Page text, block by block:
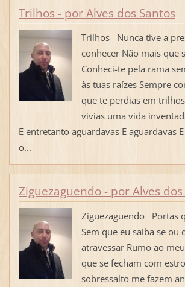
Trilhos - por Alves dos Santos
Trilhos Nunca tive a
conhecer Não mais que
Conheci-te pela rama
às tuas raízes Sempre
que te perdias em
vivias uma vida
E entretanto aguardavas E aguardavas
o...
Ziguezaguendo - por Alves dos
Ziguezaguendo Portas
Sem que eu saiba se ou
atravessar Rumo ao
que se fecham com
sobressalto me fazem